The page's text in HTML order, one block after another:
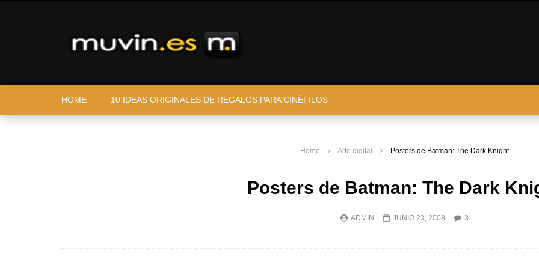
HOME 10 IDEAS ORIGINALES DE REGALOS PARA CINÉFILOS
Home Arte digital Posters de Batman: The Dark Knight
Posters de Batman: The Dark
ADMIN JUNIO 23, 2008 3